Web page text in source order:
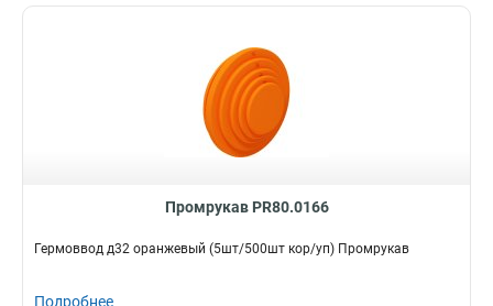
Промрукав PR80.0166
Гермоввод д32 оранжевый (5шт/500шт кор/уп) Промрукав
Подробнее